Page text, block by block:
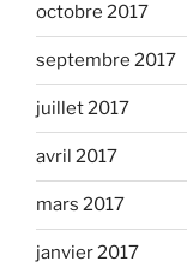
octobre 2017
septembre 2017
juillet 2017
avril 2017
mars 2017
janvier 2017